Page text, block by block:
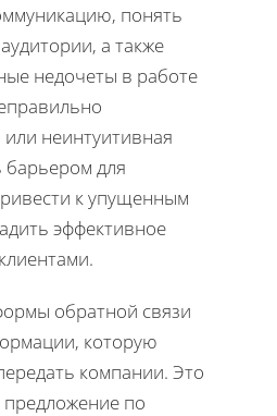
понять
а также
недочеты в работе
неинтуитивная
барьером для
к упущенным
эффективное
обратной связи
которую
компании. Это
по